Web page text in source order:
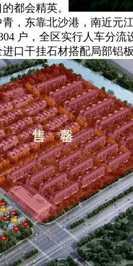
都会精英。
，东靠北沙港，南近元
户，全区实行人车分
口干挂石材搭配局部铝